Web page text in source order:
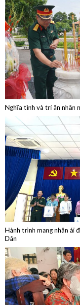
Nghĩa tình và tri ân nhân
Hành trình mang nhân ái
Dân